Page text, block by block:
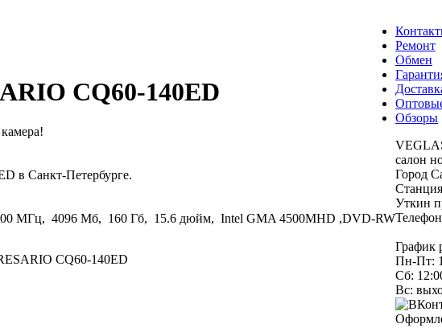
CQ60-140ED
в Санкт-Петербурге.
МГц, 4096 Мб, 160 Гб, 15.6 дюйм, Intel GMA 4500MHD ,DVD-RW
CQ60-140ED
Ремонт
Обмен
Обзоры
салон
Город
Уткин
+7
График
Пн-Пт:
Сб:
Вс: